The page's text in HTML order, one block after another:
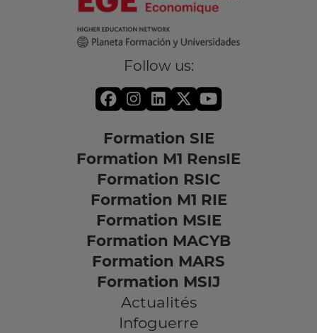
Follow us:
Formation SIE
Formation M1 RensIE
Formation RSIC
Formation M1 RIE
Formation MSIE
Formation MACYB
Formation MARS
Formation MSIJ
Actualités
Infoguerre